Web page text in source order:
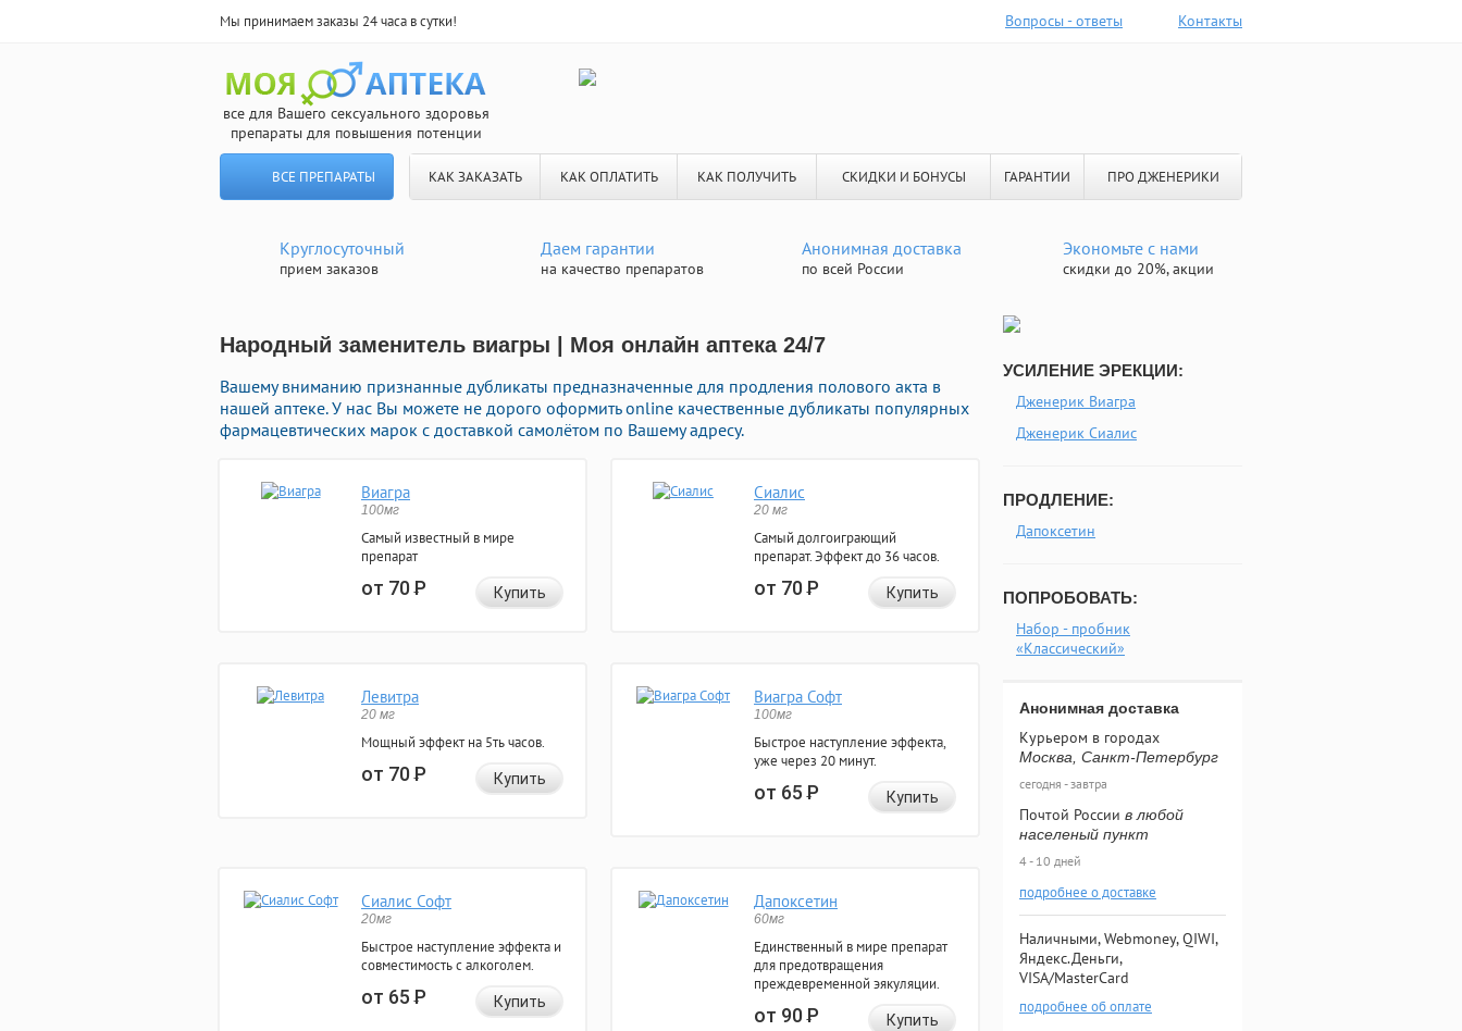
Мы принимаем заказы 24 часа в сутки! Вопросы - ответы Контакты
все для Вашего сексуального здоровья
препараты для повышения потенции
ВСЕ ПРЕПАРАТЫ КАК ЗАКАЗАТЬ КАК ОПЛАТИТЬ КАК ПОЛУЧИТЬ СКИДКИ И БОНУСЫ ГАРАНТИИ ПРО ДЖЕНЕРИКИ
Круглосуточный
прием заказов
Даем гарантии
на качество препаратов
Анонимная доставка
по всей России
Экономьте с нами
скидки до 20%, акции
Народный заменитель виагры | Моя онлайн аптека 24/7
Вашему вниманию признанные дубликаты предназначенные для продления полового акта в
нашей аптеке. У нас Вы можете не дорого оформить online качественные дубликаты популярных
фармацевтических марок с доставкой самолётом по Вашему адресу.
Виагра
100мг
Самый известный в мире
препарат
от 70Р Купить
Сиалис
20 мг
Самый долгоиграющий
препарат. Эффект до 36 часов.
от 70Р Купить
Левитра
20 мг
Мощный эффект на 5ть часов.
от 70Р Купить
Виагра Софт
100мг
Быстрое наступление эффекта,
уже через 20 минут.
от 65Р Купить
Сиалис Софт
20мг
Быстрое наступление эффекта и
совместимость с алкоголем.
от 65Р Купить
Дапоксетин
60мг
Единственный в мире препарат
для предотвращения
преждевременной эякуляции.
от 90Р Купить
УСИЛЕНИЕ ЭРЕКЦИИ:
Дженерик Виагра
Дженерик Сиалис
ПРОДЛЕНИЕ:
Дапоксетин
ПОПРОБОВАТЬ:
Набор - пробник
«Классический»
Анонимная доставка
Курьером в городах
Москва, Санкт-Петербург
сегодня - завтра
Почтой России в любой
населеный пункт
4 - 10 дней
подробнее о доставке
Наличными, Webmoney, QIWI,
Яндекс.Деньги,
VISA/MasterCard
подробнее об оплате